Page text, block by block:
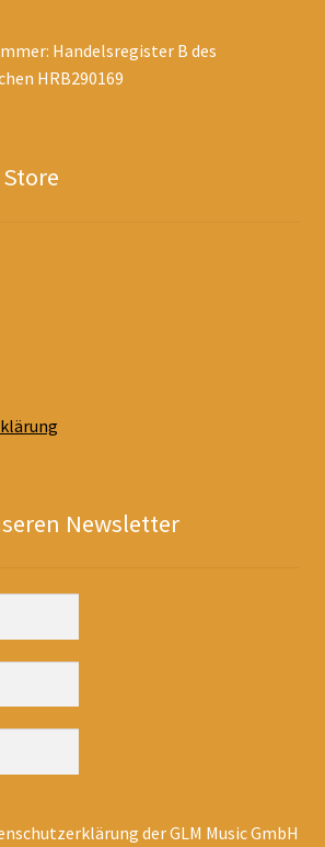
Handelsregister B des
HRB290169
Newsletter
der GLM Music GmbH